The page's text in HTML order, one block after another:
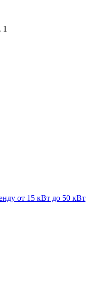
1
от 15 кВт до 50 кВт